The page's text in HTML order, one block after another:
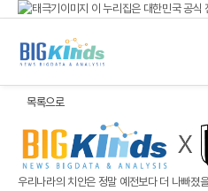
이 누리집은 대한민국 공식
공식 누리집 주소 확인하기
go.kr 주소를 사용하는 누리집은 대한민국 정
운영중인 공식 누리집보기
이슈 리포트
목록으로
우리나라의 치안은 정말 예전보다 더 나빠졌